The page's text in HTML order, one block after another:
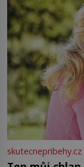
skutecnepribehy.cz